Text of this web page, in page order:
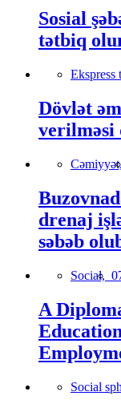
Sosial
tətbiq
Ekspress
Dövlət
verilməsi
drenaj
səbəb
Social,
A
Social